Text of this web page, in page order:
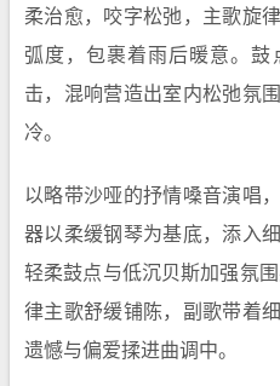
柔治愈，咬字松弛，主歌旋
弧度，包裹着雨后暖意。
击，混响营造出室内松弛氛
冷。
以略带沙哑的抒情嗓音演唱
器以柔缓钢琴为基底，添入
轻柔鼓点与低沉贝斯加强氛
律主歌舒缓铺陈，副歌带着
遗憾与偏爱揉进曲调中。